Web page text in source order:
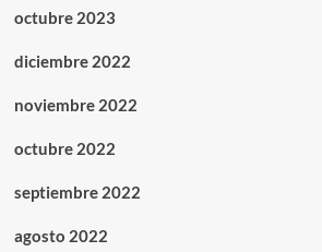
octubre 2023
diciembre 2022
noviembre 2022
octubre 2022
septiembre 2022
agosto 2022